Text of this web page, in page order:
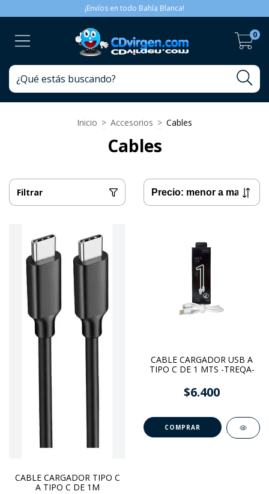
¡Envíos en todo Bahía Blanca!
0
Inicio > Accesorios > Cables
Cables
Filtrar
CABLE CARGADOR TIPO C
A TIPO C DE 1M
CABLE CARGADOR USB A
TIPO C DE 1 MTS -TREQA-
$6.400